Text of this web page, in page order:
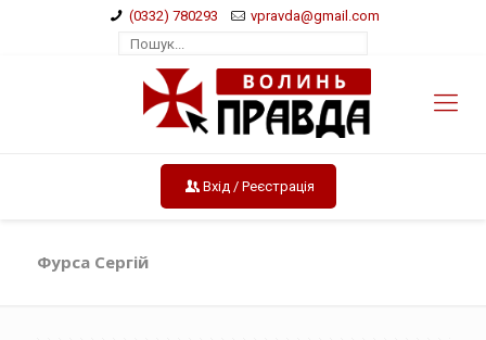
(0332) 780293 vpravda@gmail.com
Вхід / Реєстрація
Фурса Сергій